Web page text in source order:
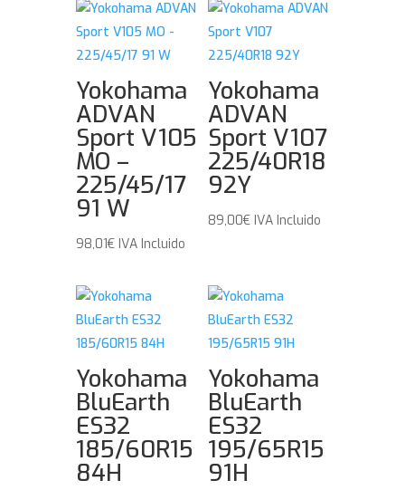
Yokohama
ADVAN
Sport V105
MO –
225/45/17
91 W
98,01€ IVA Incluido
Yokohama
ADVAN
Sport V107
225/40R18
92Y
89,00€ IVA Incluido
Yokohama
BluEarth
ES32
185/60R15
84H
Yokohama
BluEarth
ES32
195/65R15
91H